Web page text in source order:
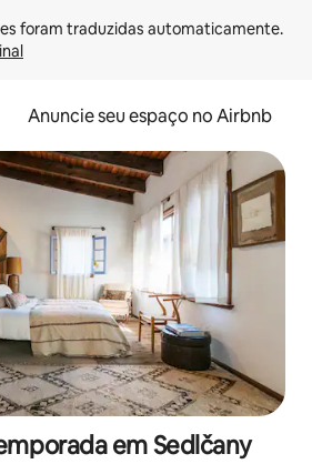
Anuncie seu espaço no Airbnb
em Sedlčany